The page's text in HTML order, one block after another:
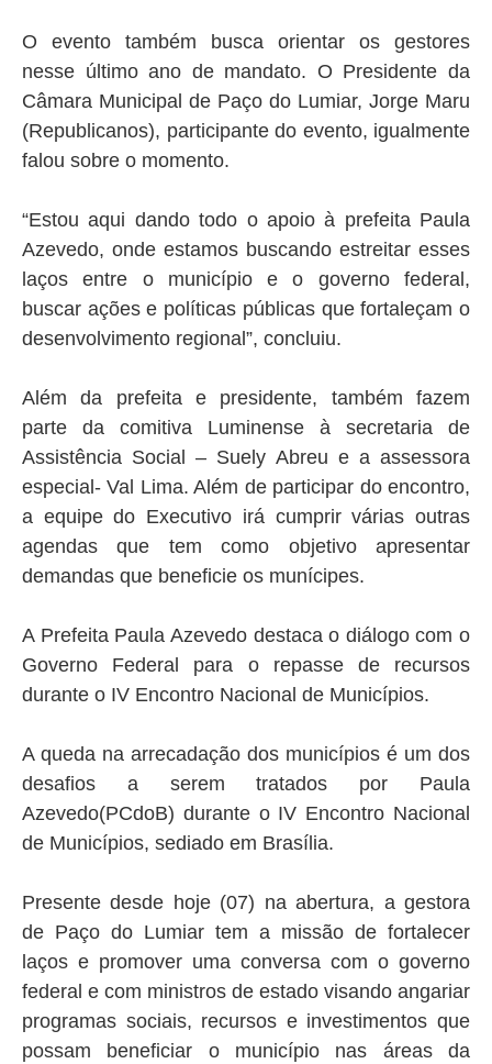
O evento também busca orientar os gestores
nesse último ano de mandato. O Presidente da
Câmara Municipal de Paço do Lumiar, Jorge Maru
(Republicanos), participante do evento, igualmente
falou sobre o momento.
“Estou aqui dando todo o apoio à prefeita Paula
Azevedo, onde estamos buscando estreitar esses
laços entre o município e o governo federal,
buscar ações e políticas públicas que fortaleçam o
desenvolvimento regional”, concluiu.
Além da prefeita e presidente, também fazem
parte da comitiva Luminense à secretaria de
Assistência Social – Suely Abreu e a assessora
especial- Val Lima. Além de participar do encontro,
a equipe do Executivo irá cumprir várias outras
agendas que tem como objetivo apresentar
demandas que beneficie os munícipes.
A Prefeita Paula Azevedo destaca o diálogo com o
Governo Federal para o repasse de recursos
durante o IV Encontro Nacional de Municípios.
A queda na arrecadação dos municípios é um dos
desafios a serem tratados por Paula
Azevedo(PCdoB) durante o IV Encontro Nacional
de Municípios, sediado em Brasília.
Presente desde hoje (07) na abertura, a gestora
de Paço do Lumiar tem a missão de fortalecer
laços e promover uma conversa com o governo
federal e com ministros de estado visando angariar
programas sociais, recursos e investimentos que
possam beneficiar o município nas áreas da